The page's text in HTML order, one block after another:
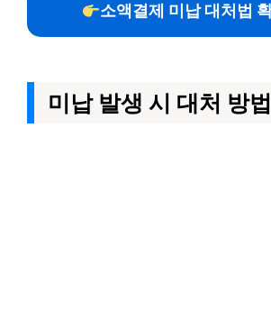
소액결제 미납 대처법
미납 발생 시 대처 방법